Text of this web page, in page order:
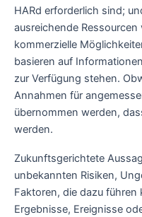
HARd erforderlich sind;
ausreichende
kommerzielle
basieren auf
zur Verfügung stehen.
Annahmen für
übernommen werden,
werden.
Zukunftsgerichtete
unbekannten Risiken,
Faktoren, die dazu
Ergebnisse, Ereignisse